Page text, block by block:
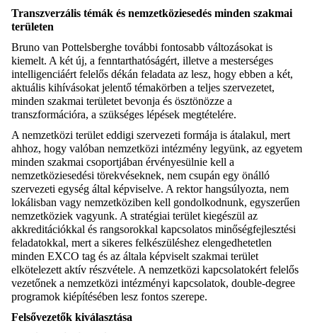
Transzverzális témák és nemzetköziesedés minden szakmai
területen
Bruno van Pottelsberghe további fontosabb változásokat is
kiemelt. A két új, a fenntarthatóságért, illetve a mesterséges
intelligenciáért felelős dékán feladata az lesz, hogy ebben a két,
aktuális kihívásokat jelentő témakörben a teljes szervezetet,
minden szakmai területet bevonja és ösztönözze a
transzformációra, a szükséges lépések megtételére.
A nemzetközi terület eddigi szervezeti formája is átalakul, mert
ahhoz, hogy valóban nemzetközi intézmény legyünk, az egyetem
minden szakmai csoportjában érvényesülnie kell a
nemzetköziesedési törekvéseknek, nem csupán egy önálló
szervezeti egység által képviselve. A rektor hangsúlyozta, nem
lokálisban vagy nemzetköziben kell gondolkodnunk, egyszerűen
nemzetköziek vagyunk. A stratégiai terület kiegészül az
akkreditációkkal és rangsorokkal kapcsolatos minőségfejlesztési
feladatokkal, mert a sikeres felkészüléshez elengedhetetlen
minden EXCO tag és az általa képviselt szakmai terület
elkötelezett aktív részvétele. A nemzetközi kapcsolatokért felelős
vezetőnek a nemzetközi intézményi kapcsolatok, double-degree
programok kiépítésében lesz fontos szerepe.
Felsővezetők kiválasztása